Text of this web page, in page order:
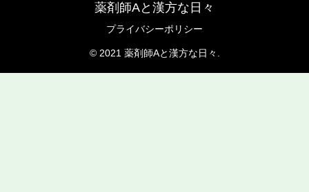
薬剤師Aと漢方な日々
プライバシーポリシー
© 2021 薬剤師Aと漢方な日々.